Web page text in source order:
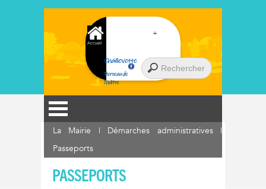
Accueil
Chaillevette
Berceau de
l'huître
La Mairie | Démarches administratives|
Passeports
PASSEPORTS